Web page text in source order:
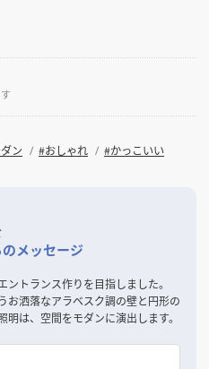
ン #おしゃれ #かっこいい
メッセージ
トランス作りを目指しました。
お洒落なアラベスク調の壁と円形の
は、空間をモダンに演出します。